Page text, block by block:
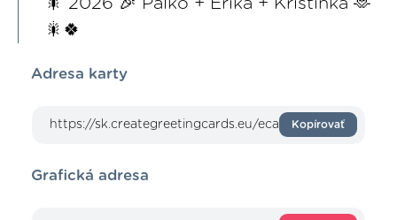
🎇 2026 🎉 Paľko + Erika + Kristinka 🫶
🎇🍀
Adresa karty
Kopírovať
Grafická adresa